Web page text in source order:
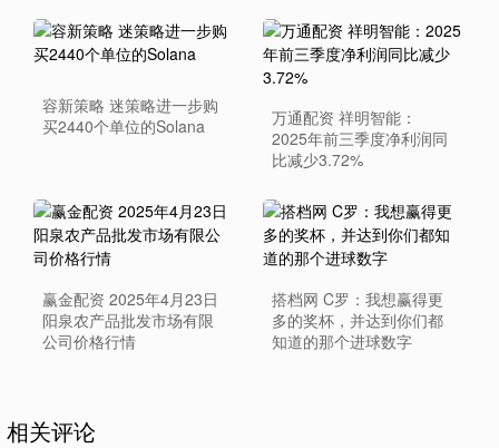
容新策略 迷策略进一步购
买2440个单位的Solana
万通配资 祥明智能：
2025年前三季度净利润同
比减少3.72%
赢金配资 2025年4月23日
阳泉农产品批发市场有限
公司价格行情
搭档网 C罗：我想赢得更
多的奖杯，并达到你们都
知道的那个进球数字
相关评论